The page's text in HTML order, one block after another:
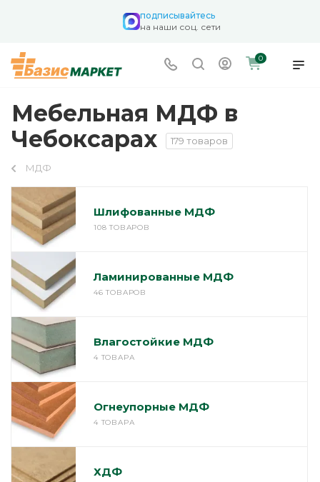
подписывайтесь
на наши соц. сети
0
Мебельная МДФ в
Чебоксарах
179 товаров
МДФ
Шлифованные МДФ
108 ТОВАРОВ
Ламинированные МДФ
46 ТОВАРОВ
Влагостойкие МДФ
4 ТОВАРА
Огнеупорные МДФ
4 ТОВАРА
ХДФ